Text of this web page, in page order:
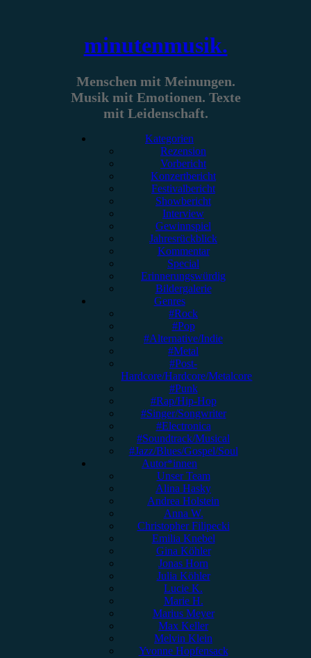
minutenmusik.
Menschen mit Meinungen.
Musik mit Emotionen. Texte
mit Leidenschaft.
Kategorien
Rezension
Vorbericht
Konzertbericht
Festivalbericht
Showbericht
Interview
Gewinnspiel
Jahresrückblick
Kommentar
Special
Erinnerungswürdig
Bildergalerie
Genres
#Rock
#Pop
#Alternative/Indie
#Metal
#Post-
Hardcore/Hardcore/Metalcore
#Punk
#Rap/Hip-Hop
#Singer/Songwriter
#Electronica
#Soundtrack/Musical
#Jazz/Blues/Gospel/Soul
Autor*innen
Unser Team
Alina Hasky
Andrea Holstein
Anna W.
Christopher Filipecki
Emilia Knebel
Gina Köhler
Jonas Horn
Julia Köhler
Lucie K.
Marie H.
Marius Meyer
Max Keller
Melvin Klein
Yvonne Hopfensack